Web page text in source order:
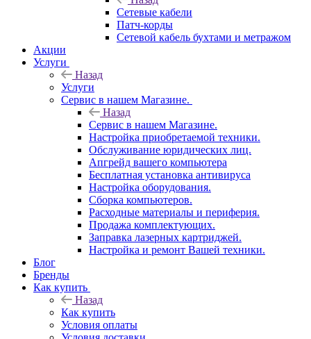
Сетевые кабели
Патч-корды
Сетевой кабель бухтами и метражом
Акции
Услуги
Назад
Услуги
Сервис в нашем Магазине.
Назад
Сервис в нашем Магазине.
Настройка приобретаемой техники.
Обслуживание юридических лиц.
Апгрейд вашего компьютера
Бесплатная установка антивируса
Настройка оборудования.
Сборка компьютеров.
Расходные материалы и периферия.
Продажа комплектующих.
Заправка лазерных картриджей.
Настройка и ремонт Вашей техники.
Блог
Бренды
Как купить
Назад
Как купить
Условия оплаты